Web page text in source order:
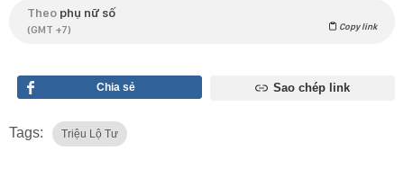
Theo phụ nữ số
(GMT +7) Copy link
Chia sẻ Sao chép link
Tags: Triệu Lộ Tư